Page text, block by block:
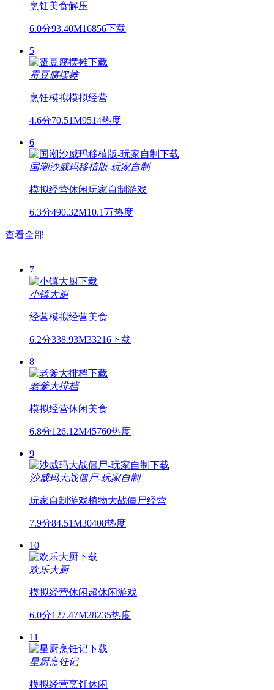
烹饪美食解压
6.0分93.40M16856下载
5
霉豆腐摆摊
烹饪模拟模拟经营
4.6分70.51M9514热度
6
国潮沙威玛移植版-玩家自制
模拟经营休闲玩家自制游戏
6.3分490.32M10.1万热度
查看全部
7
小镇大厨
经营模拟经营美食
6.2分338.93M33216下载
8
老爹大排档
模拟经营休闲美食
6.8分126.12M45760热度
9
沙威玛大战僵尸-玩家自制
玩家自制游戏植物大战僵尸经营
7.9分84.51M30408热度
10
欢乐大厨
模拟经营休闲超休闲游戏
6.0分127.47M28235热度
11
星厨烹饪记
模拟经营烹饪休闲